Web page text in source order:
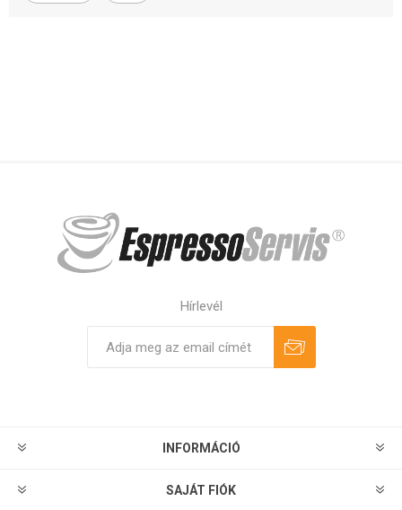
Hírlevél
INFORMÁCIÓ
SAJÁT FIÓK